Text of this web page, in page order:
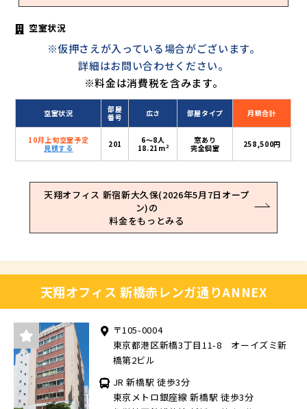
空室状況
※仮押さえが入っている場合がございます。
詳細はお問い合わせください。
※料金は消費税を含みます。
空室状況
部屋
番号
広さ 部屋タイプ 月額合計
10月上旬空室予定
見積する
201
6〜8人
18.21m2
窓あり
完全個室
258,500円
天翔オフィス 新宿新大久保(2026年5月7日オープ
ン)の
料金をもっとみる
天翔オフィス 新橋赤レンガ通りANNEX
〒105-0004
東京都港区新橋3丁目11-8 オーイズミ新
橋第2ビル
JR 新橋駅 徒歩3分
東京メトロ銀座線 新橋駅 徒歩3分